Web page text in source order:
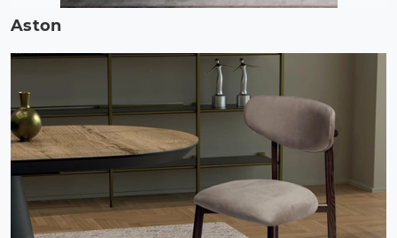
Aston